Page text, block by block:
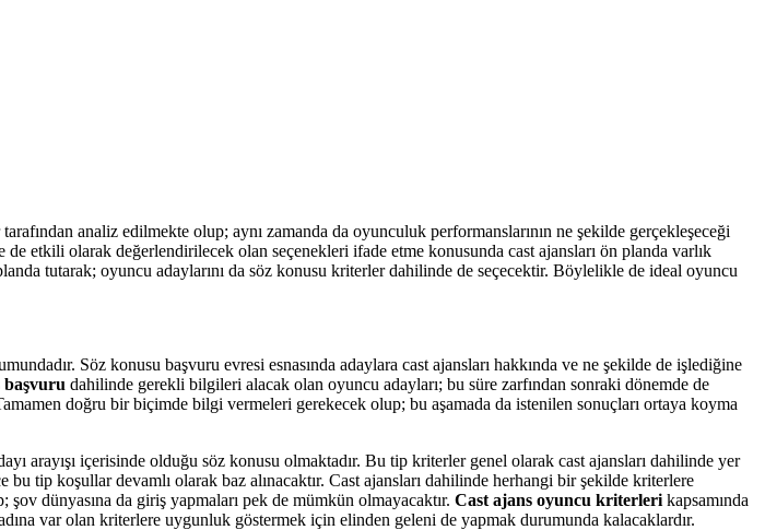
analiz edilmekte olup; aynı zamanda da oyunculuk performanslarının ne şekilde gerçekleşeceği
de etkili olarak değerlendirilecek olan seçenekleri ifade etme konusunda cast ajansları ön planda varlık
tutarak; oyuncu adaylarını da söz konusu kriterler dahilinde de seçecektir. Böylelikle de ideal oyuncu
Söz konusu başvuru evresi esnasında adaylara cast ajansları hakkında ve ne şekilde de işlediğine
başvuru dahilinde gerekli bilgileri alacak olan oyuncu adayları; bu süre zarfından sonraki dönemde de
doğru bir biçimde bilgi vermeleri gerekecek olup; bu aşamada da istenilen sonuçları ortaya koyma
arayışı içerisinde olduğu söz konusu olmaktadır. Bu tip kriterler genel olarak cast ajansları dahilinde yer
tip koşullar devamlı olarak baz alınacaktır. Cast ajansları dahilinde herhangi bir şekilde kriterlere
dünyasına da giriş yapmaları pek de mümkün olmayacaktır. Cast ajans oyuncu kriterleri kapsamında
var olan kriterlere uygunluk göstermek için elinden geleni de yapmak durumunda kalacaklardır.